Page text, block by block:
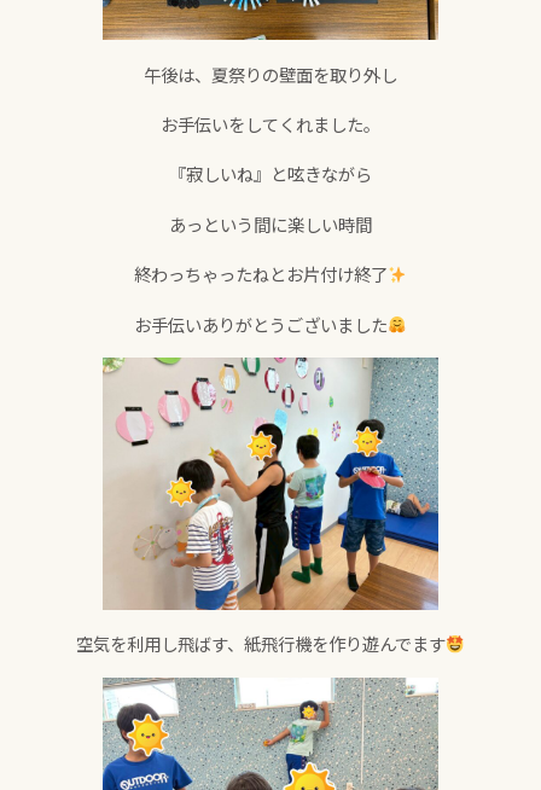
午後は、夏祭りの壁面を取り外し
お手伝いをしてくれました。
『寂しいね』と呟きながら
あっという間に楽しい時間
終わっちゃったねとお片付け終了
お手伝いありがとうございました
空気を利用し飛ばす、紙飛行機を作り遊んでます